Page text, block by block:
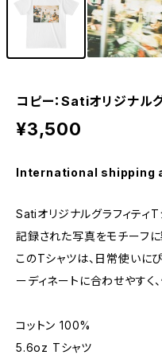
コピー：Satiオリジナル
¥3,500
International shipping
Satiオリジナルグラフィティ
記録された写真をモチーフに
このTシャツは、日常使いに
ーディネートに合わせやすく
コットン 100%
5.6oz Tシャツ